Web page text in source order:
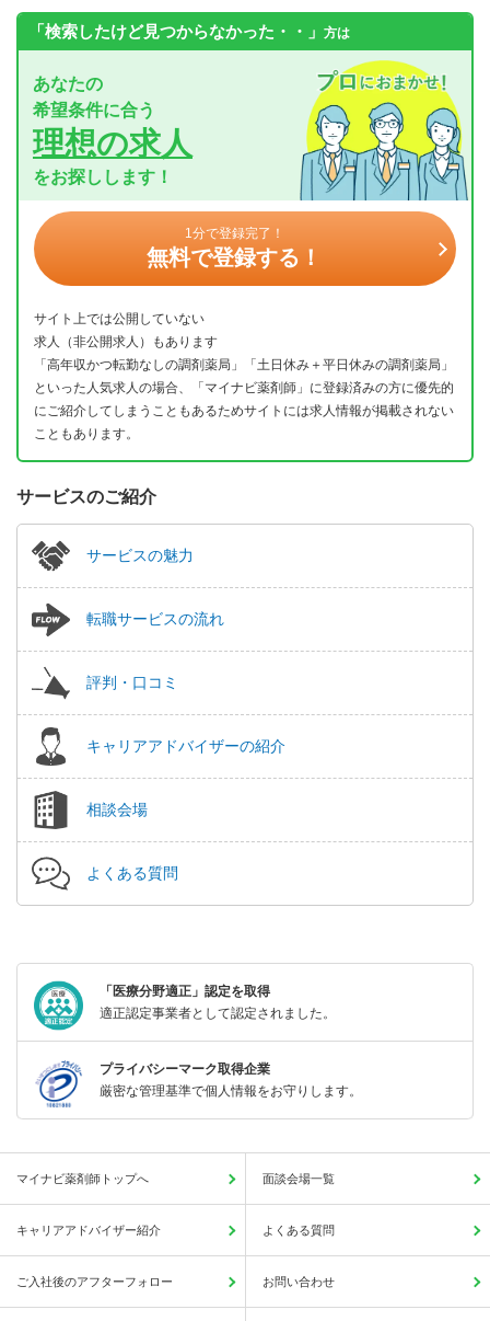
「検索したけど見つからなかった・・」 方は
あなたの
希望条件に合う
理想の求人
をお探しします！
1分で登録完了！
無料で登録する！
サイト上では公開していない
求人（非公開求人）もあります
「高年収かつ転勤なしの調剤薬局」「土日休み＋平日休みの調剤薬局」
といった人気求人の場合、「マイナビ薬剤師」に登録済みの方に優先的
にご紹介してしまうこともあるためサイトには求人情報が掲載されない
こともあります。
サービスのご紹介
サービスの魅力
転職サービスの流れ
評判・口コミ
キャリアアドバイザーの紹介
相談会場
よくある質問
「医療分野適正」認定を取得
適正認定事業者として認定されました。
プライバシーマーク取得企業
厳密な管理基準で個人情報をお守りします。
マイナビ薬剤師トップへ 面談会場一覧
キャリアアドバイザー紹介 よくある質問
ご入社後のアフターフォロー お問い合わせ